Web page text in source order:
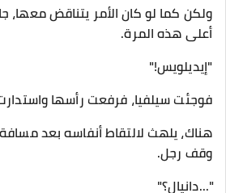
ولكن كما لو كان الأمر يتناقض معها،
أعلى هذه المرة.
"إيديلويس!"
فوجئت سيلفيا، فرفعت رأسها
هناك، يلهث لالتقاط أنفاسه بعد
وقف رجل.
"...دانيال؟"